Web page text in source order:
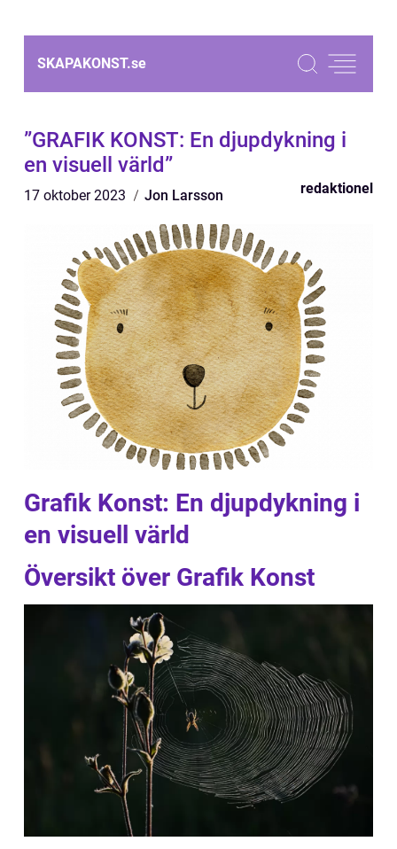
SKAPAKONST.se
”GRAFIK KONST: En djupdykning i
en visuell värld”
17 oktober 2023 Jon Larsson redaktionel
Grafik Konst: En djupdykning i
en visuell värld
Översikt över Grafik Konst